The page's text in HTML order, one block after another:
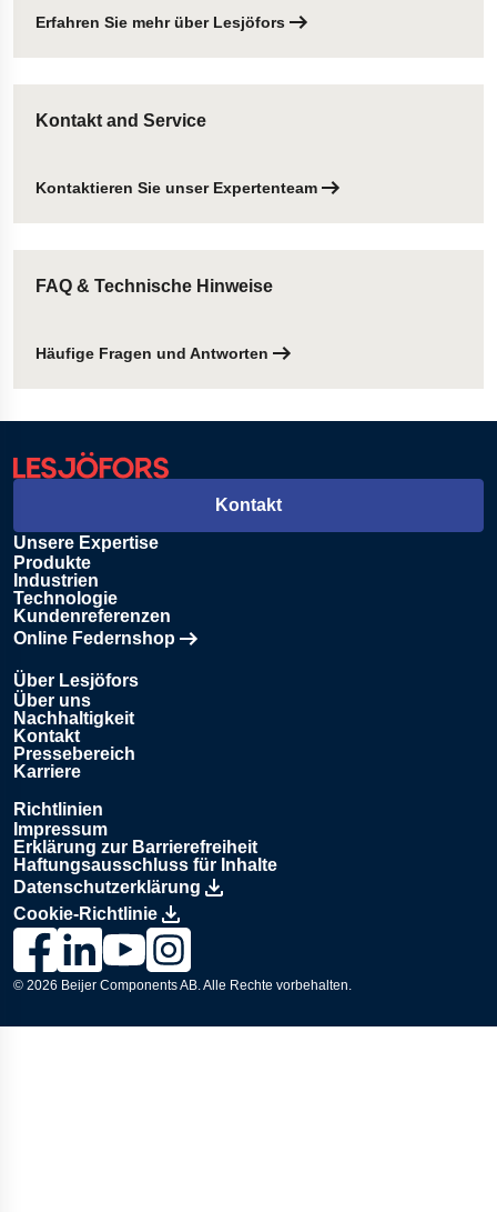
Erfahren Sie mehr über Lesjöfors
Kontakt and Service
Kontaktieren Sie unser Expertenteam
FAQ & Technische Hinweise
Häufige Fragen und Antworten
Unsere Expertise
Produkte
Industrien
Technologie
Kundenreferenzen
Online Federnshop
Öffnet in einem neuen Tab
Über Lesjöfors
Über uns
Nachhaltigkeit
Kontakt
Pressebereich
Karriere
Richtlinien
Impressum
Erklärung zur Barrierefreiheit
Haftungsausschluss für Inhalte
Datenschutzerklärung
Cookie-Richtlinie
Kontakt
Link zur Lesjöfors-Seite auf Facebook., Opens in a new
Link zur Lesjöfors-Seite auf LinkedIn., Opens in a new
Link zum Lesjöfors-Kanal auf YouTube., Opens
Link zur Lesjöfors-Seite auf Instagram.,
© 2026 Beijer Components AB. Alle Rechte vorbehalten.